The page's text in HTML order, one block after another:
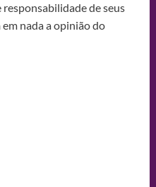
de seus
nada a opinião do